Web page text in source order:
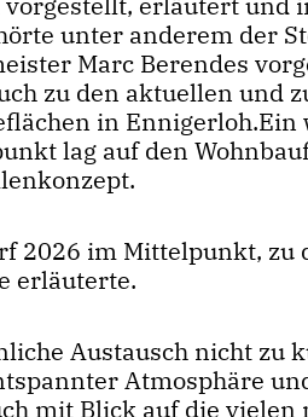
unter anderem der
Marc Berendes
zu den aktuellen und
in Ennigerloh.Ein
lag auf den
2026 im Mittelpunkt, zu
erläuterte.
Austausch nicht zu
Atmosphäre
mit Blick auf die vielen